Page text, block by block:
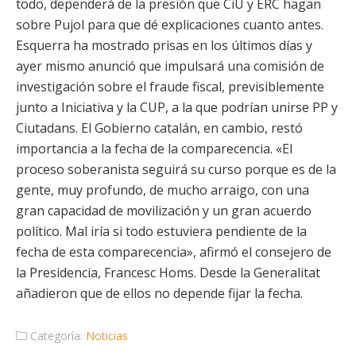
todo, dependerá de la presión que CiU y ERC hagan
sobre Pujol para que dé explicaciones cuanto antes.
Esquerra ha mostrado prisas en los últimos días y
ayer mismo anunció que impulsará una comisión de
investigación sobre el fraude fiscal, previsiblemente
junto a Iniciativa y la CUP, a la que podrían unirse PP y
Ciutadans. El Gobierno catalán, en cambio, restó
importancia a la fecha de la comparecencia. «El
proceso soberanista seguirá su curso porque es de la
gente, muy profundo, de mucho arraigo, con una
gran capacidad de movilización y un gran acuerdo
político. Mal iría si todo estuviera pendiente de la
fecha de esta comparecencia», afirmó el consejero de
la Presidencia, Francesc Homs. Desde la Generalitat
añadieron que de ellos no depende fijar la fecha.
Categoría: Noticias